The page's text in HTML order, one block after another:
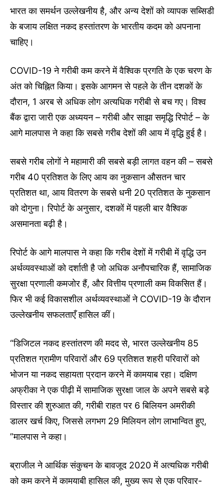
भारत का समर्थन उल्लेखनीय है, और अन्य देशों को व्यापक सब्सिडी
के बजाय लक्षित नकद हस्तांतरण के भारतीय कदम को अपनाना
चाहिए।
COVID-19 ने गरीबी कम करने में वैश्विक प्रगति के एक चरण के
अंत को चिह्नित किया। इसके आगमन से पहले के तीन दशकों के
दौरान, 1 अरब से अधिक लोग अत्यधिक गरीबी से बच गए। विश्व
बैंक द्वारा जारी एक अध्ययन – गरीबी और साझा समृद्धि रिपोर्ट – के
आगे मालपास ने कहा कि सबसे गरीब देशों की आय में वृद्धि हुई है।
सबसे गरीब लोगों ने महामारी की सबसे बड़ी लागत वहन की – सबसे
गरीब 40 प्रतिशत के लिए आय का नुकसान औसतन चार
प्रतिशत था, आय वितरण के सबसे धनी 20 प्रतिशत के नुकसान
को दोगुना। रिपोर्ट के अनुसार, दशकों में पहली बार वैश्विक
असमानता बढ़ी है।
रिपोर्ट के आगे मालपास ने कहा कि गरीब देशों में गरीबी में वृद्धि उन
अर्थव्यवस्थाओं को दर्शाती है जो अधिक अनौपचारिक हैं, सामाजिक
सुरक्षा प्रणाली कमजोर हैं, और वित्तीय प्रणाली कम विकसित हैं।
फिर भी कई विकासशील अर्थव्यवस्थाओं ने COVID-19 के दौरान
उल्लेखनीय सफलताएँ हासिल कीं।
“डिजिटल नकद हस्तांतरण की मदद से, भारत उल्लेखनीय 85
प्रतिशत ग्रामीण परिवारों और 69 प्रतिशत शहरी परिवारों को
भोजन या नकद सहायता प्रदान करने में कामयाब रहा। दक्षिण
अफ्रीका ने एक पीढ़ी में सामाजिक सुरक्षा जाल के अपने सबसे बड़े
विस्तार की शुरुआत की, गरीबी राहत पर 6 बिलियन अमरीकी
डालर खर्च किए, जिससे लगभग 29 मिलियन लोग लाभान्वित हुए,
”मालपास ने कहा।
ब्राजील ने आर्थिक संकुचन के बावजूद 2020 में अत्यधिक गरीबी
को कम करने में कामयाबी हासिल की, मुख्य रूप से एक परिवार-